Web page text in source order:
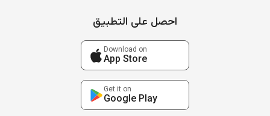
احصل على التطبيق
Download on
App Store
Get it on
Google Play